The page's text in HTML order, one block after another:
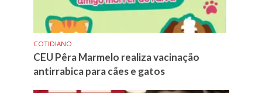
COTIDIANO
CEU Pêra Marmelo realiza vacinação
antirrabica para cães e gatos